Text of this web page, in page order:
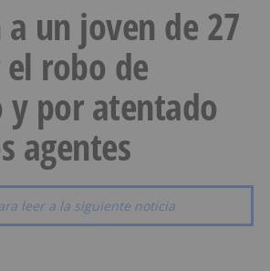
un joven de 27
robo de
y por atentado
agentes
leer a la siguiente noticia